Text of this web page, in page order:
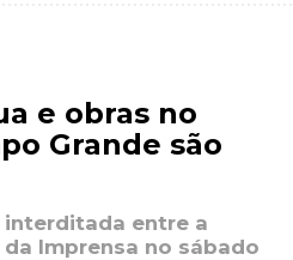
e obras no
Grande são
interditada entre a
da Imprensa no sábado